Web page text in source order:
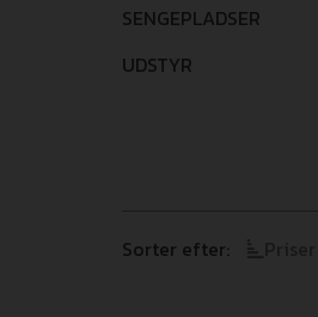
SENGEPLADSER
UDSTYR
Sorter efter: